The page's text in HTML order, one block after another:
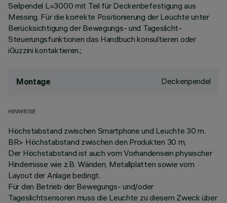
Seilpendel L=3000 mit Teil für Deckenbefestigung aus
Messing. Für die korrekte Positionierung der Leuchte unter
Berücksichtigung der Bewegungs- und Tageslicht-
Steuerungsfunktionen das Handbuch konsultieren oder
iGuzzini kontaktieren.;
Montage Deckenpendel
HINWEISE
Höchstabstand zwischen Smartphone und Leuchte 30 m.
BR> Höchstabstand zwischen den Produkten 30 m,
Der Höchstabstand ist auch vom Vorhandensein physischer
Hindernisse wie z.B. Wänden, Metallplatten sowie vom
Layout der Anlage bedingt.
Für den Betrieb der Bewegungs- und/oder
Tageslichtsensoren muss die Leuchte zu diesem Zweck über